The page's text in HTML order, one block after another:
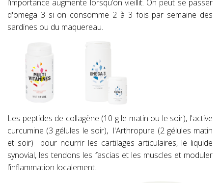
l’importance augmente lorsqu’on vieillit. On peut se passer
d'omega 3 si on consomme 2 à 3 fois par semaine des
sardines ou du maquereau.
Les peptides de collagène (10 g le matin ou le soir), l'active
curcumine (3 gélules le soir), l'Arthropure (2 gélules matin
et soir) pour nourrir les cartilages articulaires, le liquide
synovial, les tendons les fascias et les muscles et moduler
l’inflammation localement.